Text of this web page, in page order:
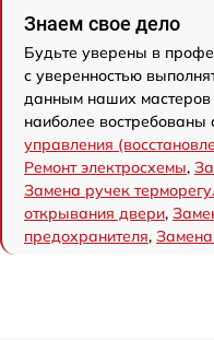
Знаем свое дело
Будьте уверены в
с уверенностью
данным наших мастеров
наиболее востребованы
управления
Ремонт электросхемы,
Замена ручек
открывания двери,
предохранителя,